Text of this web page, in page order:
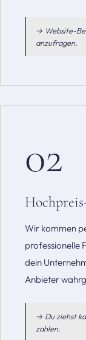
→ Website-
anzufragen.
02
Wir kommen
professionelle
dein
Anbieter
→ Du ziehst
zahlen.